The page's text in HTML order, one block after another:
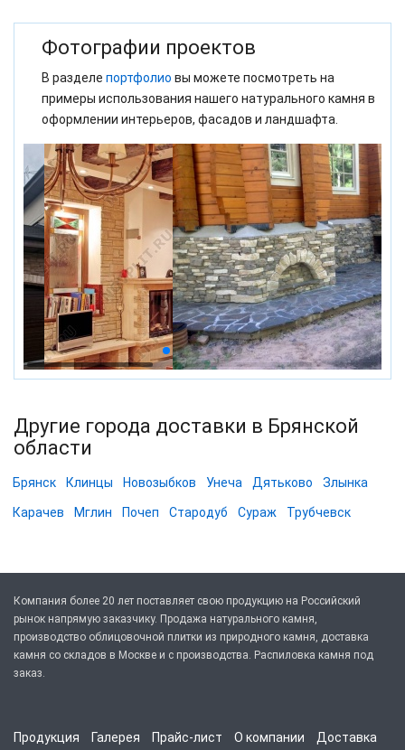
Фотографии проектов
В разделе портфолио вы можете посмотреть на
примеры использования нашего натурального камня в
оформлении интерьеров, фасадов и ландшафта.
Другие города доставки в Брянской
области
Брянск Клинцы Новозыбков Унеча Дятьково Злынка
Карачев Мглин Почеп Стародуб Сураж Трубчевск
Компания более 20 лет поставляет свою продукцию на Российский
рынок напрямую заказчику. Продажа натурального камня,
производство облицовочной плитки из природного камня, доставка
камня со складов в Москве и с производства. Распиловка камня под
заказ.
Продукция Галерея Прайс-лист О компании Доставка